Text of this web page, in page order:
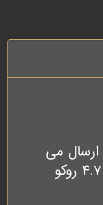
ارسال می
کنید برای “مته ته گرد HSS قطر 4.7 روکو